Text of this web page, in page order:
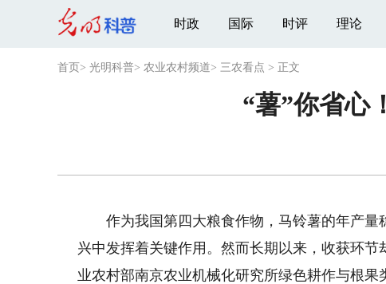
时政 国际 时评 理论
首页 > 光明科普> 农业农村频道> 三农看点 > 正文
“薯”你省心
作为我国第四大粮食作物，马铃薯的年产量
兴中发挥着关键作用。然而长期以来，收获环
业农村部南京农业机械化研究所绿色耕作与根